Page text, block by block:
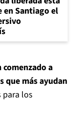
en Santiago el
a
que más ayudan
para los